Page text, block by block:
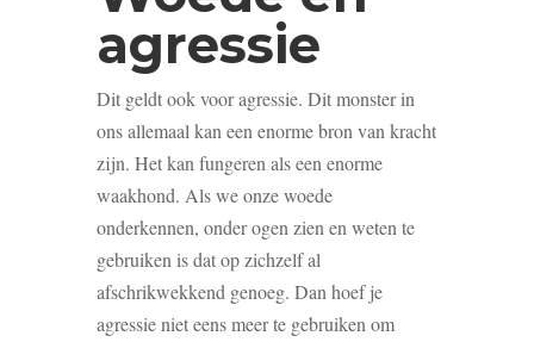
agressie
Dit geldt ook voor agressie. Dit monster in
ons allemaal kan een enorme bron van kracht
zijn. Het kan fungeren als een enorme
waakhond. Als we onze woede
onderkennen, onder ogen zien en weten te
gebruiken is dat op zichzelf al
afschrikwekkend genoeg. Dan hoef je
agressie niet eens meer te gebruiken om